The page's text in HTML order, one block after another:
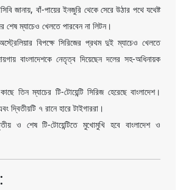
জানায়, বাঁ-পায়ের ইনজুরি থেকে সেরে উঠার পথে যথেষ্ট
শেষ ম্যাচেও খেলতে পারবেন না লিটন।
বিপক্ষে সিরিজের প্রথম দুই ম্যাচেও খেলতে
বাংলাদেশকে নেতৃত্ব দিয়েছেন দলের সহ-অধিনায়ক
তিন ম্যাচের টি-টোয়েন্টি সিরিজ হেরেছে বাংলাদেশ।
দ্বিতীয়টি ৭ রানে হারে টাইগাররা।
ও শেষ টি-টোয়েন্টিতে মুখোমুখি হবে বাংলাদেশ ও